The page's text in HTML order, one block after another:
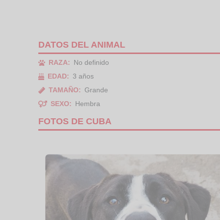
DATOS DEL ANIMAL
RAZA:
No definido
EDAD:
3 años
TAMAÑO:
Grande
SEXO:
Hembra
FOTOS DE CUBA